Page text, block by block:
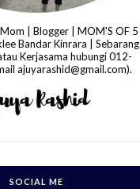
| Blogger | MOM'S OF 5 |
Bandar Kinrara | Sebarang
Kerjasama hubungi 012-
ajuyarashid@gmail.com).
SOCIAL ME